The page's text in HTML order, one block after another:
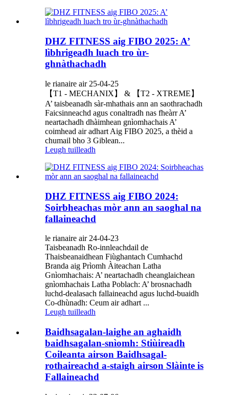
DHZ FITNESS aig FIBO 2025: A’
lìbhrigeadh luach tro ùr-
ghnàthachadh
le rianaire air 25-04-25
【T1 - MECHANIX】 & 【T2 - XTREME】
A’ taisbeanadh sàr-mhathais ann an saothrachadh
Faicsinneachd agus conaltradh nas fheàrr A’
neartachadh dhàimhean gnìomhachais A’
coimhead air adhart Aig FIBO 2025, a thèid a
chumail bho 3 Giblean...
Leugh tuilleadh
DHZ FITNESS aig FIBO 2024:
Soirbheachas mòr ann an saoghal na
fallaineachd
le rianaire air 24-04-23
Taisbeanadh Ro-innleachdail de
Thaisbeanaidhean Fiùghantach Cumhachd
Branda aig Prìomh Àiteachan Latha
Gnìomhachais: A’ neartachadh cheanglaichean
gnìomhachais Latha Poblach: A’ brosnachadh
luchd-dealasach fallaineachd agus luchd-buaidh
Co-dhùnadh: Ceum air adhart ...
Leugh tuilleadh
Baidhsagalan-laighe an aghaidh
baidhsagalan-snìomh: Stiùireadh
Coileanta airson Baidhsagal-
rothaireachd a-staigh airson Slàinte is
Fallaineachd